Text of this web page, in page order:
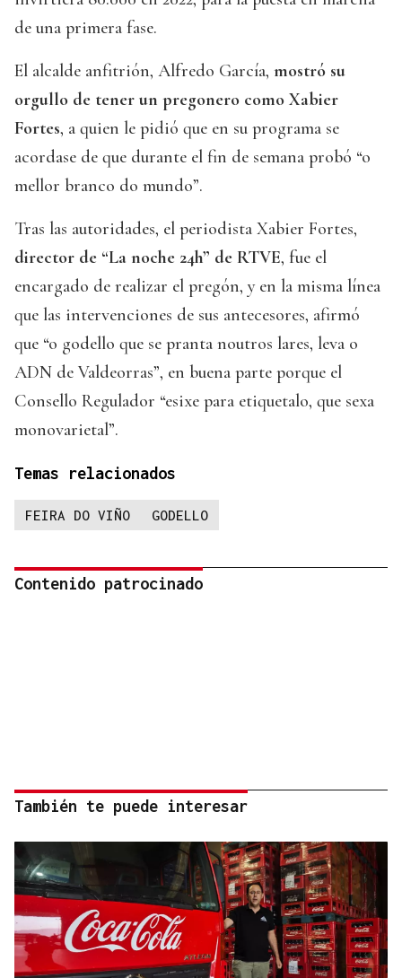
de una primera fase.
El alcalde anfitrión, Alfredo García, mostró su
orgullo de tener un pregonero como Xabier
Fortes, a quien le pidió que en su programa se
acordase de que durante el fin de semana probó “o
mellor branco do mundo”.
Tras las autoridades, el periodista Xabier Fortes,
director de “La noche 24h” de RTVE, fue el
encargado de realizar el pregón, y en la misma línea
que las intervenciones de sus antecesores, afirmó
que “o godello que se pranta noutros lares, leva o
ADN de Valdeorras”, en buena parte porque el
Consello Regulador “esixe para etiquetalo, que sexa
monovarietal”.
Temas relacionados
FEIRA DO VIÑO GODELLO
Contenido patrocinado
También te puede interesar